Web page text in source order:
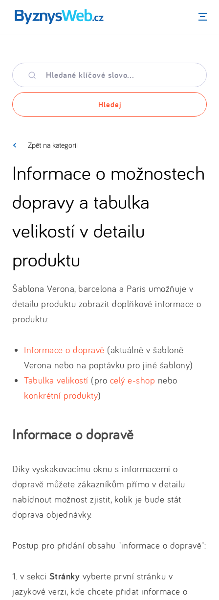
Menu
Hledané
klíčové
slovo
Hledej
Zpět na kategorii
Informace o možnostech
dopravy a tabulka
velikostí v detailu
produktu
Šablona Verona, barcelona a Paris umožňuje v
detailu produktu zobrazit doplňkové informace o
produktu:
Informace o dopravě (aktuálně v šabloně
Verona nebo na poptávku pro jiné šablony)
Tabulka velikostí (pro celý e-shop nebo
konkrétní produkty)
Informace o dopravě
Díky vyskakovacímu oknu s informacemi o
dopravě můžete zákazníkům přímo v detailu
nabídnout možnost zjistit, kolik je bude stát
doprava objednávky.
Postup pro přidání obsahu "informace o dopravě":
1. v sekci Stránky vyberte první stránku v
jazykové verzi, kde chcete přidat informace o